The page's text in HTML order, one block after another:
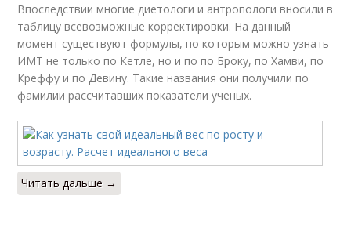
Впоследствии многие диетологи и антропологи вносили в
таблицу всевозможные корректировки. На данный
момент существуют формулы, по которым можно узнать
ИМТ не только по Кетле, но и по по Броку, по Хамви, по
Креффу и по Девину. Такие названия они получили по
фамилии рассчитавших показатели ученых.
Читать дальше →